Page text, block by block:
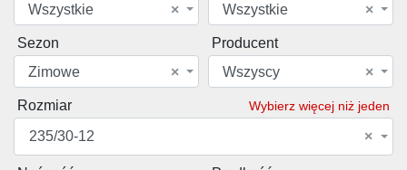
×
Wszystkie
×
Wszystkie
Sezon
×
Zimowe
Producent
×
Wszyscy
Rozmiar Wybierz więcej niż jeden
×
235/30-12